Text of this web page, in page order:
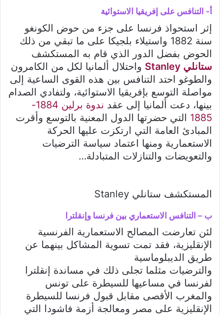
أ- التنافس على إفريقيا الاستوائية
إثر استحواذ فرنسا على جزء من حوض الكونغو
سنة 1882 واستيلاء بلجيكا على ما تبقي من ذلك
الحوض بفضل الدور الذي قام به المستكشف
ستانلي Stanley
واحتلال ألمانيا لكل من الكامرون
والطوغو احتد التنافس بين هذه القوى الساعية إلى
مواصلة التوسع بإفريقيا الاستوائية، ولتفادي الصدام
بينها، دعت ألمانيا إلى عقد
ندوة برلين 1884-
1885 التي حضرتها الدول المعنية بالتوسع وأقرت
المبادئ العامة التي ارتكزت عليها الحركة
الاستعمارية ومنها اعتماد سياسة الترضيات
والتعويضات والتنازلات المتبادلة…
المستكشف ستانلي Stanley
ب – التنافس الاستعماري بين فرنسا وإنقلترا
لئن تعارضت المصالح الاستعمارية الفرنسية
الإنقليزية، فقد تمت تسوية المشاكل بينهما عن
طريق الديبلوماسية
والترضيات مثلما تجلى ذلك في مساندة إنقلترا
لفرنسا في مساعيها للسيطرة على تونس
والمغرب الأقصى مقابل قبول فرنسا للسيطرة
الإنقليزية على مصر ومعالجة أزمة فاشودا التي